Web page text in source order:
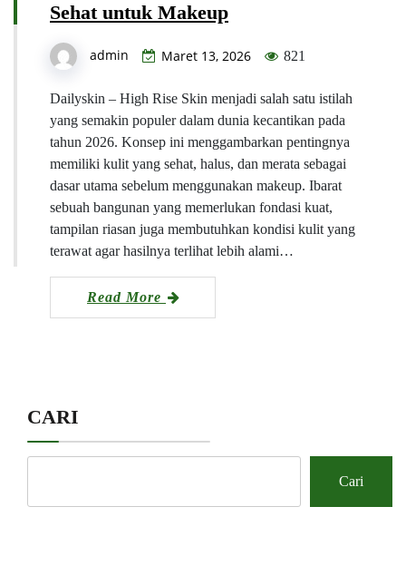
Sehat untuk Makeup
admin Maret 13, 2026 821
Dailyskin – High Rise Skin menjadi salah satu istilah
yang semakin populer dalam dunia kecantikan pada
tahun 2026. Konsep ini menggambarkan pentingnya
memiliki kulit yang sehat, halus, dan merata sebagai
dasar utama sebelum menggunakan makeup. Ibarat
sebuah bangunan yang memerlukan fondasi kuat,
tampilan riasan juga membutuhkan kondisi kulit yang
terawat agar hasilnya terlihat lebih alami…
Read More
CARI
Cari